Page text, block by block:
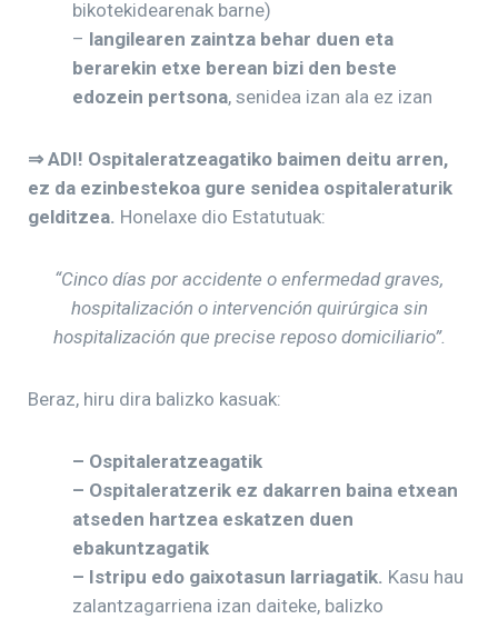
bikotekidearenak barne)
– langilearen zaintza behar duen eta
berarekin etxe berean bizi den beste
edozein pertsona, senidea izan ala ez izan
⇒ ADI! Ospitaleratzeagatiko baimen deitu arren,
ez da ezinbestekoa gure senidea ospitaleraturik
gelditzea. Honelaxe dio Estatutuak:
“Cinco días por accidente o enfermedad graves,
hospitalización o intervención quirúrgica sin
hospitalización que precise reposo domiciliario”.
Beraz, hiru dira balizko kasuak:
– Ospitaleratzeagatik
– Ospitaleratzerik ez dakarren baina etxean
atseden hartzea eskatzen duen
ebakuntzagatik
– Istripu edo gaixotasun larriagatik. Kasu hau
zalantzagarriena izan daiteke, balizko